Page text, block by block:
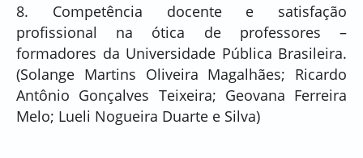
8. Competência docente e satisfação
profissional na ótica de professores –
formadores da Universidade Pública Brasileira.
(Solange Martins Oliveira Magalhães; Ricardo
Antônio Gonçalves Teixeira; Geovana Ferreira
Melo; Lueli Nogueira Duarte e Silva)